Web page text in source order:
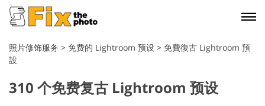
照片修饰服务 > 免费的 Lightroom 预设 > 免費復古 Lightroom 預
設
310 个免费复古 Lightroom 预设